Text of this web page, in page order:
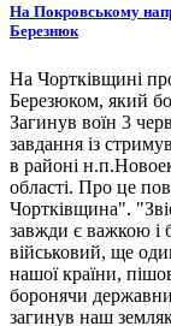
На Покровському
Березнюк
На Чортківщині
Березюком, який
Загинув воїн 3
завдання із
в районі
області. Про це
Чортківщина".
завжди є важкою
військовий, ще
нашої країни,
боронячи
загинув наш